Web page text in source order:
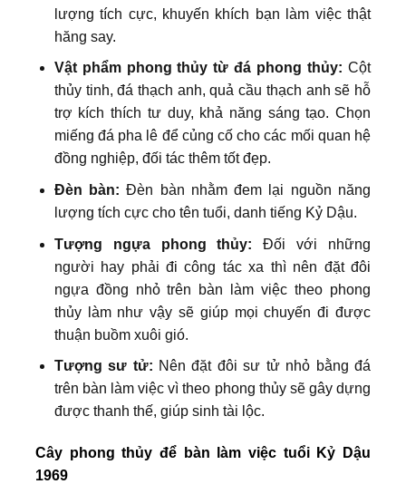
lượng tích cực, khuyến khích bạn làm việc thật
hăng say.
Vật phẩm phong thủy từ đá phong thủy: Cột
thủy tinh, đá thạch anh, quả cầu thạch anh sẽ hỗ
trợ kích thích tư duy, khả năng sáng tạo. Chọn
miếng đá pha lê để củng cố cho các mối quan hệ
đồng nghiệp, đối tác thêm tốt đẹp.
Đèn bàn: Đèn bàn nhằm đem lại nguồn năng
lượng tích cực cho tên tuổi, danh tiếng Kỷ Dậu.
Tượng ngựa phong thủy: Đối với những
người hay phải đi công tác xa thì nên đặt đôi
ngựa đồng nhỏ trên bàn làm việc theo phong
thủy làm như vậy sẽ giúp mọi chuyến đi được
thuận buồm xuôi gió.
Tượng sư tử: Nên đặt đôi sư tử nhỏ bằng đá
trên bàn làm việc vì theo phong thủy sẽ gây dựng
được thanh thế, giúp sinh tài lộc.
Cây phong thủy để bàn làm việc tuổi Kỷ Dậu
1969